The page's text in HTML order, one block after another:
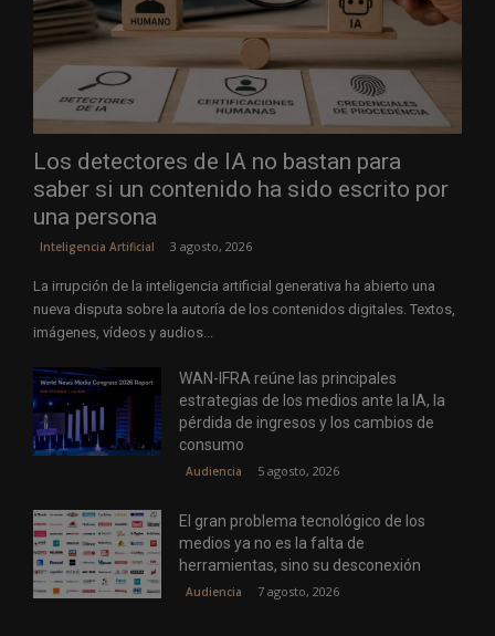
Los detectores de IA no bastan para
saber si un contenido ha sido escrito por
una persona
Inteligencia Artificial 3 agosto, 2026
La irrupción de la inteligencia artificial generativa ha abierto una
nueva disputa sobre la autoría de los contenidos digitales. Textos,
imágenes, vídeos y audios...
WAN-IFRA reúne las principales
estrategias de los medios ante la IA, la
pérdida de ingresos y los cambios de
consumo
Audiencia 5 agosto, 2026
El gran problema tecnológico de los
medios ya no es la falta de
herramientas, sino su desconexión
Audiencia 7 agosto, 2026